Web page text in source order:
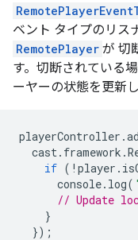
ベント タイプのリス
RemotePlayer が 切
す。切断されている
ーヤーの状態を更新
playerController .
cast. framework .
if ( ! player .
console. log(
// Update
}
});